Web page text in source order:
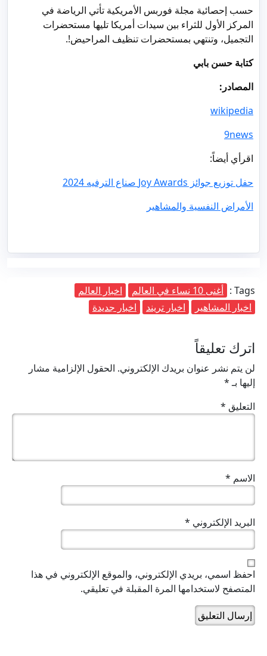
حسب إحصائية مجلة فوربس الأمريكية تأتي الرياضة في
المركز الأول للثراء بين سيدات أمريكا تليها مستحضرات
التجميل، وتنتهي بمستحضرات تنظيف المراحيض!.
كتابة حسن بابي
المصادر:
wikipedia
9news
اقرأي أيضاً:
حفل توزيع جوائز Joy Awards‏ صناع الترفيه 2024
الأمراض النفسية والمشاهير
Tags : أغنى 10 نساء في العالم
اخبار العالم
اخبار المشاهير
اخبار تريند اخبار جديدة
اترك تعليقاً
لن يتم نشر عنوان بريدك الإلكتروني. الحقول الإلزامية مشار
إليها بـ*
التعليق *
الاسم *
البريد الإلكتروني *
احفظ اسمي، بريدي الإلكتروني، والموقع الإلكتروني في هذا
المتصفح لاستخدامها المرة المقبلة في تعليقي.